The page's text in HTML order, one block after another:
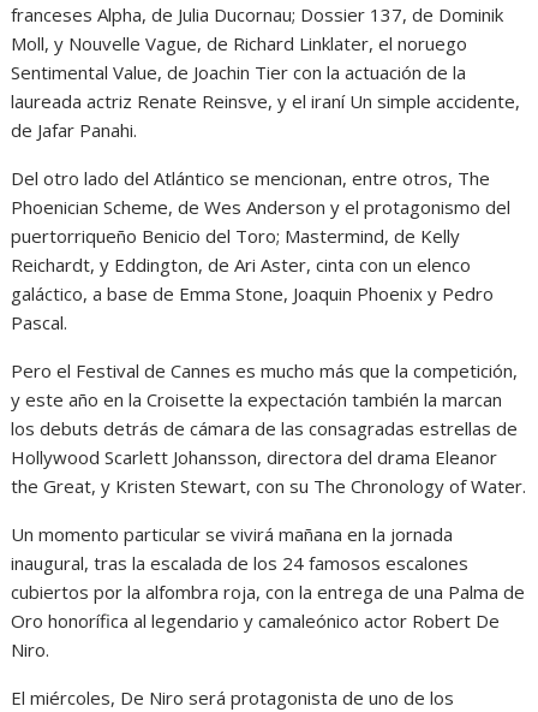
franceses Alpha, de Julia Ducornau; Dossier 137, de Dominik
Moll, y Nouvelle Vague, de Richard Linklater, el noruego
Sentimental Value, de Joachin Tier con la actuación de la
laureada actriz Renate Reinsve, y el iraní Un simple accidente,
de Jafar Panahi.
Del otro lado del Atlántico se mencionan, entre otros, The
Phoenician Scheme, de Wes Anderson y el protagonismo del
puertorriqueño Benicio del Toro; Mastermind, de Kelly
Reichardt, y Eddington, de Ari Aster, cinta con un elenco
galáctico, a base de Emma Stone, Joaquin Phoenix y Pedro
Pascal.
Pero el Festival de Cannes es mucho más que la competición,
y este año en la Croisette la expectación también la marcan
los debuts detrás de cámara de las consagradas estrellas de
Hollywood Scarlett Johansson, directora del drama Eleanor
the Great, y Kristen Stewart, con su The Chronology of Water.
Un momento particular se vivirá mañana en la jornada
inaugural, tras la escalada de los 24 famosos escalones
cubiertos por la alfombra roja, con la entrega de una Palma de
Oro honorífica al legendario y camaleónico actor Robert De
Niro.
El miércoles, De Niro será protagonista de uno de los